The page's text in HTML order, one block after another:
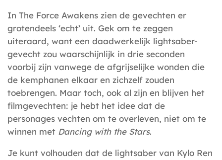
In The Force Awakens zien de gevechten er
grotendeels ‘echt’ uit. Gek om te zeggen
uiteraard, want een daadwerkelijk lightsaber-
gevecht zou waarschijnlijk in drie seconden
voorbij zijn vanwege de afgrijselijke wonden die
de kemphanen elkaar en zichzelf zouden
toebrengen. Maar toch, ook al zijn en blijven het
filmgevechten: je hebt het idee dat de
personages vechten om te overleven, niet om te
winnen met Dancing with the Stars.
Je kunt volhouden dat de lightsaber van Kylo Ren